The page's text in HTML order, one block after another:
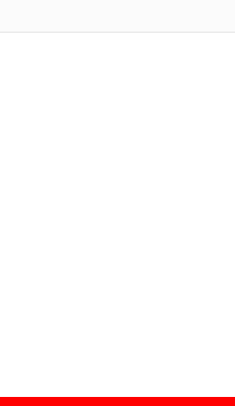
प्रशिक्षण-सह-कार्यशाला शुरू